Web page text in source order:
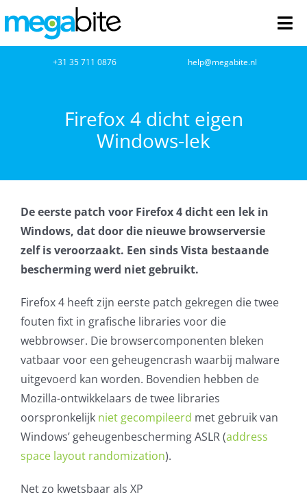
naar
inhoud
Cloud Computing
VOIP
AVG
Office365
Glasvezelverbindingen
Microsoft software licenties
SLA overeenkomsten
+31 35 711 0876 help@megabite.nl
Firefox 4 dicht eigen
Windows-lek
De eerste patch voor Firefox 4 dicht een lek in
Windows, dat door die nieuwe browserversie
zelf is veroorzaakt. Een sinds Vista bestaande
bescherming werd niet gebruikt.
Firefox 4 heeft zijn eerste patch gekregen die twee
fouten fixt in grafische libraries voor die
webbrowser. Die browsercomponenten bleken
vatbaar voor een geheugencrash waarbij malware
uitgevoerd kan worden. Bovendien hebben de
Mozilla-ontwikkelaars de twee libraries
oorspronkelijk niet gecompileerd met gebruik van
Windows’ geheugenbescherming ASLR (address
space layout randomization).
Net zo kwetsbaar als XP